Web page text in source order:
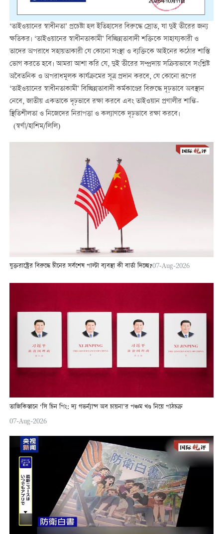
‘তাইওয়ানের স্বাধীনতা’ প্রচেষ্টা হল ইতিহাসের বিরুদ্ধে স্রোত, যা দুই তীরের জন্য
ক্ষতিকর। ‘তাইওয়ানের স্বাধীনতাকামী’ বিচ্ছিন্নতাবাদী শক্তিকে সাহায্যকারী ও
তাদের অপরাধে সহায়তাকারী যে কোনো সংস্থা ও ব্যক্তিকে আইনের কঠোর শাস্তি
ভোগ করতে হবে। আমরা আশা করি যে, দুই তীরের সম্প্রদায় সক্রিয়ভাবে সংশ্লিষ্ট
অবৈতনিক ও অপরাধমূলক কার্যক্রমের সূত্র প্রদান করবে, যে কোনো রূপের
‘তাইওয়ানের স্বাধীনতাকামী’ বিচ্ছিন্নতাবাদী কর্মকাণ্ডের বিরুদ্ধে দৃঢ়ভাবে অবস্থান
নেবে, জাতীয় একতাকে দৃঢ়ভাবে রক্ষা করবে এবং তাইওয়ান প্রণালীর শান্তি-
স্থিতিশীলতা ও নিজেদের নিরাপত্তা ও কল্যাণকে দৃঢ়ভাবে রক্ষা করবে।
(স্বর্ণা/হাশিম/লিলি)
যুক্তরাষ্ট্রের বিরুদ্ধে চীনের সর্বশেষ পাল্টা ব্যবস্থা কী বার্তা দিচ্ছে?07-Aug-2026
তাজিকিস্তানে ‘সি চিন পিং: দ্য গভর্ন্যান্স অব চায়না’র পঞ্চম খণ্ড নিয়ে পাঠচক্র
07-Aug-2026